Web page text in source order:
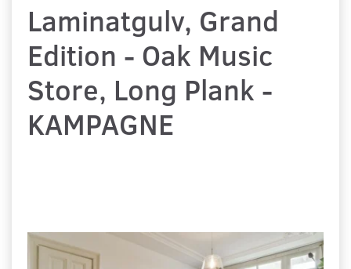
Laminatgulv, Grand
Edition - Oak Music
Store, Long Plank -
KAMPAGNE